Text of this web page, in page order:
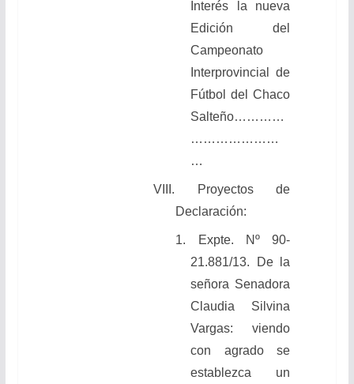
Interés la nueva
Edición del
Campeonato
Interprovincial de
Fútbol del Chaco
Salteño…………
…………………
…
VIII. Proyectos de
Declaración:
1. Expte. Nº 90-
21.881/13. De la
señora Senadora
Claudia Silvina
Vargas: viendo
con agrado se
establezca un